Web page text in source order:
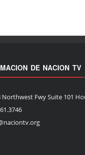
DE NACION TV
Fwy Suite 101